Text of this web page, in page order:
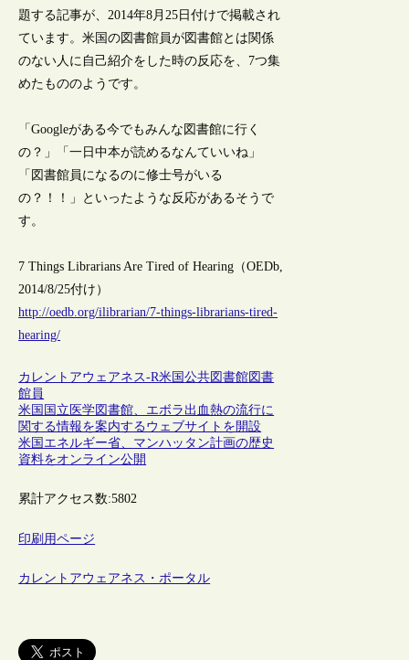
題する記事が、2014年8月25日付けで掲載され
ています。米国の図書館員が図書館とは関係
のない人に自己紹介をした時の反応を、7つ集
めたもののようです。
「Googleがある今でもみんな図書館に行く
の？」「一日中本が読めるなんていいね」
「図書館員になるのに修士号がいる
の？！！」といったような反応があるそうで
す。
7 Things Librarians Are Tired of Hearing（OEDb,
2014/8/25付け）
http://oedb.org/ilibrarian/7-things-librarians-tired-
hearing/
カレントアウェアネス-R米国公共図書館図書
館員
米国国立医学図書館、エボラ出血熱の流行に
関する情報を案内するウェブサイトを開設
米国エネルギー省、マンハッタン計画の歴史
資料をオンライン公開
累計アクセス数:5802
印刷用ページ
カレントアウェアネス・ポータル